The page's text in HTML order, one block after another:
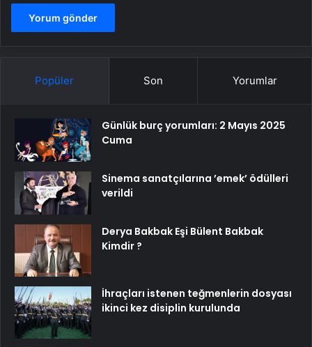
Popüler Son Yorumlar
Günlük burç yorumları: 2 Mayıs 2025
Cuma
Sinema sanatçılarına ’emek’ ödülleri
verildi
Derya Bakbak Eşi Bülent Bakbak
Kimdir ?
İhraçları istenen teğmenlerin dosyası
ikinci kez disiplin kurulunda